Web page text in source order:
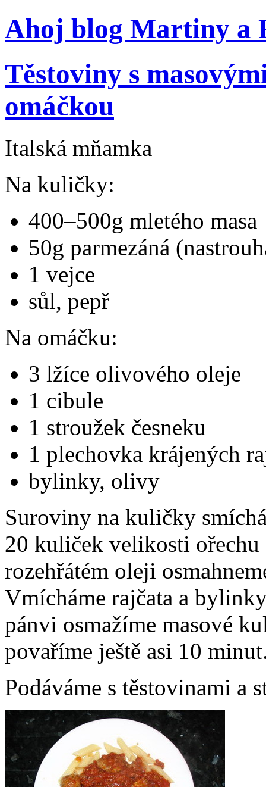
Ahoj blog Martiny a
Těstoviny s
omáčkou
Italská mňamka
Na kuličky:
400–500g mletého masa
50g parmezáná
1 vejce
sůl, pepř
Na omáčku:
3 lžíce olivového oleje
1 cibule
1 stroužek česneku
1 plechovka krájených
bylinky, olivy
Suroviny na kuličky
20 kuliček velikosti ořechu
rozehřátém oleji
Vmícháme rajčata a
pánvi osmažíme masové
povaříme ještě asi 10
Podáváme s těstovinami a